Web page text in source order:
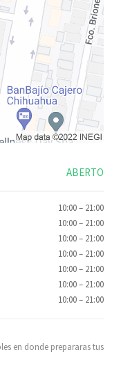
en donde prepararas tus
ABERTO
10:00– 21:00
10:00– 21:00
10:00– 21:00
10:00– 21:00
10:00– 21:00
10:00– 21:00
10:00– 21:00